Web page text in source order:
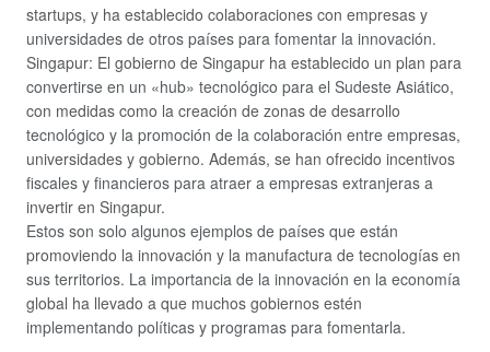
startups, y ha establecido colaboraciones con empresas y
universidades de otros países para fomentar la innovación.
Singapur: El gobierno de Singapur ha establecido un plan para
convertirse en un «hub» tecnológico para el Sudeste Asiático,
con medidas como la creación de zonas de desarrollo
tecnológico y la promoción de la colaboración entre empresas,
universidades y gobierno. Además, se han ofrecido incentivos
fiscales y financieros para atraer a empresas extranjeras a
invertir en Singapur.
Estos son solo algunos ejemplos de países que están
promoviendo la innovación y la manufactura de tecnologías en
sus territorios. La importancia de la innovación en la economía
global ha llevado a que muchos gobiernos estén
implementando políticas y programas para fomentarla.